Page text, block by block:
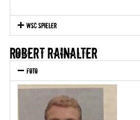
WSC Spieler
ROBERT RAINalter
Foto